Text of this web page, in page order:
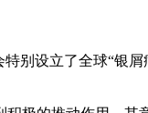
别设立了全球“银